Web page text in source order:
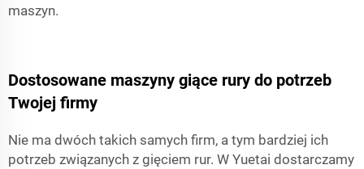
maszyn.
Dostosowane maszyny giące rury do potrzeb
Twojej firmy
Nie ma dwóch takich samych firm, a tym bardziej ich
potrzeb związanych z gięciem rur. W Yuetai dostarczamy